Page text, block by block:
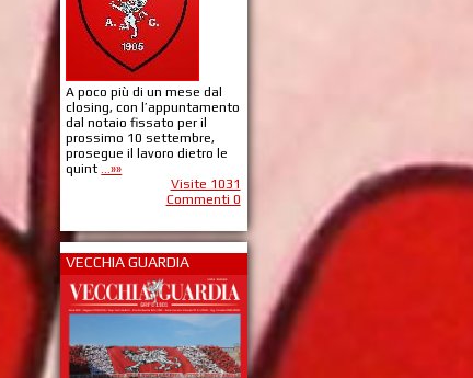
A poco più di un mese dal
closing, con l’appuntamento
dal notaio fissato per il
prossimo 10 settembre,
prosegue il lavoro dietro le
quint
...»»
Visite 1031
Commenti 0
VECCHIA GUARDIA